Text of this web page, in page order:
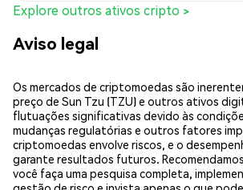
Explore outros ativos cripto >
Aviso legal
Os mercados de criptomoedas são
preço de Sun Tzu (TZU) e outros ativos
flutuações significativas devido às
mudanças regulatórias e outros fatores
criptomoedas envolve riscos, e o
garante resultados futuros.
você faça uma pesquisa completa,